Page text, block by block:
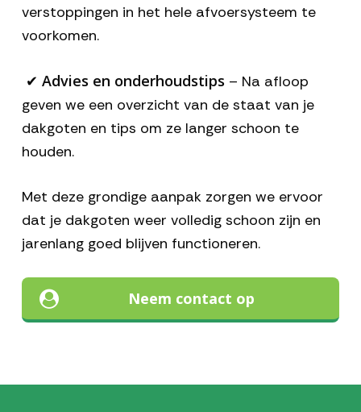
verstoppingen in het hele afvoersysteem te
voorkomen.
✔ Advies en onderhoudstips – Na afloop
geven we een overzicht van de staat van je
dakgoten en tips om ze langer schoon te
houden.
Met deze grondige aanpak zorgen we ervoor
dat je dakgoten weer volledig schoon zijn en
jarenlang goed blijven functioneren.
Neem contact op